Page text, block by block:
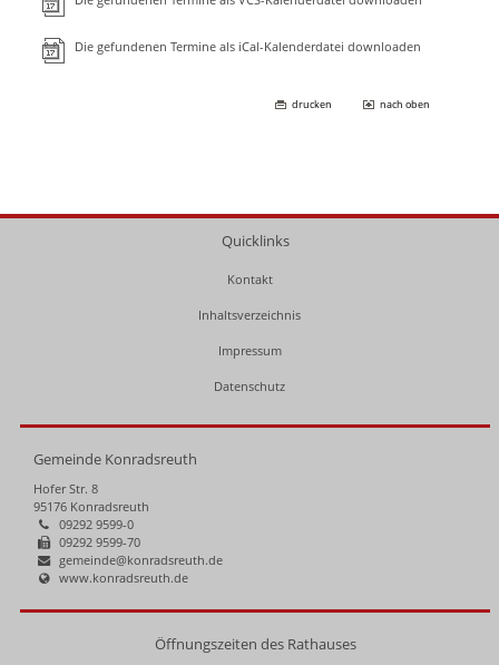
Die gefundenen Termine als iCal-Kalenderdatei downloaden
drucken nach oben
Quicklinks
Kontakt
Inhaltsverzeichnis
Impressum
Datenschutz
Gemeinde Konradsreuth
Hofer Str. 8
95176 Konradsreuth
09292 9599-0
09292 9599-70
gemeinde@konradsreuth.de
www.konradsreuth.de
Öffnungszeiten des Rathauses